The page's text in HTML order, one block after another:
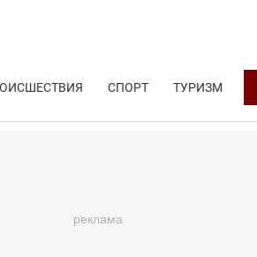
СПОРТ ТУРИЗМ